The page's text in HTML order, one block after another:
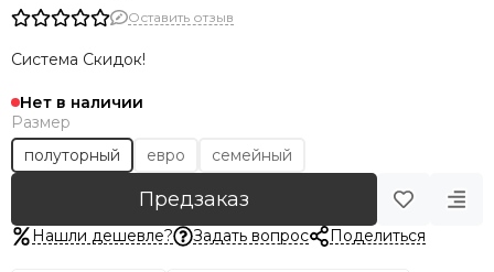
Оставить отзыв
Система Скидок!
Нет в наличии
Размер
полуторный
евро семейный
Предзаказ
Нашли дешевле? Задать вопрос Поделиться